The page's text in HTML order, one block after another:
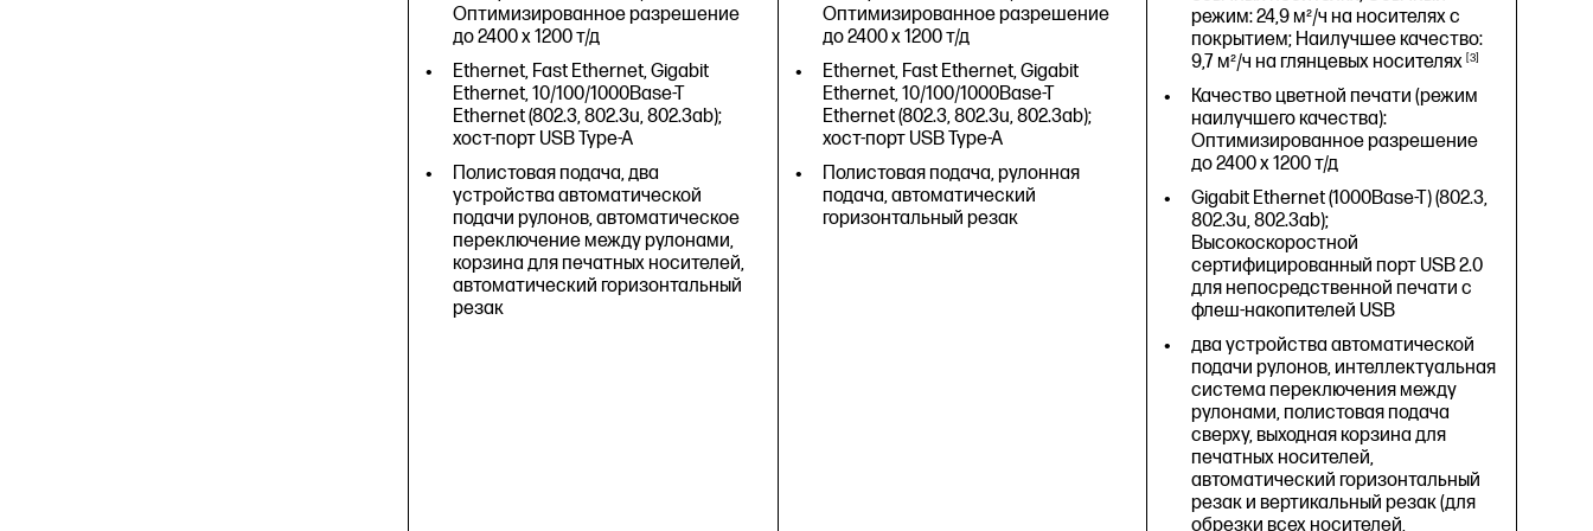
автоматический горизонтальный
резак
<35 Вт (при печати), <5,6 Вт (в
режиме готовности), <2,1 Вт (в
спящем режиме), <0,2 Вт (в
выключенном состоянии)
Термальная струйная печать HP
1317 x 605 x 932 мм
автоматический горизонтальный
резак
<35 Вт (при печати), <5,6 Вт (в
режиме готовности), <2,1 Вт (в
спящем режиме), <0,2 Вт (в
выключенном состоянии)
Термальная струйная печать HP
1013 x 605 x 932 мм
Оптимизированное разрешение
до 2400 x 1200 т/д
Ethernet, Fast Ethernet, Gigabit
Ethernet, 10/100/1000Base-T
Ethernet (802.3, 802.3u, 802.3ab);
хост-порт USB Type-A
Полистовая подача, два
устройства автоматической
подачи рулонов, автоматическое
переключение между рулонами,
корзина для печатных носителей,
автоматический горизонтальный
резак
Оптимизированное разрешение
до 2400 x 1200 т/д
Ethernet, Fast Ethernet, Gigabit
Ethernet, 10/100/1000Base-T
Ethernet (802.3, 802.3u, 802.3ab);
хост-порт USB Type-A
Полистовая подача, рулонная
подача, автоматический
горизонтальный резак
режим: 24,9 м²/ч на носителях с
покрытием; Наилучшее качество:
9,7 м²/ч на глянцевыхносителях 3
Качество цветной печати (режим
наилучшего качества):
Оптимизированное разрешение
до 2400 x 1200 т/д
Gigabit Ethernet (1000Base-T) (802.3,
802.3u, 802.3ab);
Высокоскоростной
сертифицированный порт USB 2.0
для непосредственной печати с
флеш-накопителей USB
два устройства автоматической
подачи рулонов, интеллектуальная
система переключения между
рулонами, полистовая подача
сверху, выходная корзина для
печатных носителей,
автоматический горизонтальный
резак и вертикальный резак (для
обрезки всех носителей,